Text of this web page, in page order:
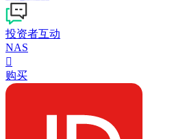
投资者互动
NAS

购买